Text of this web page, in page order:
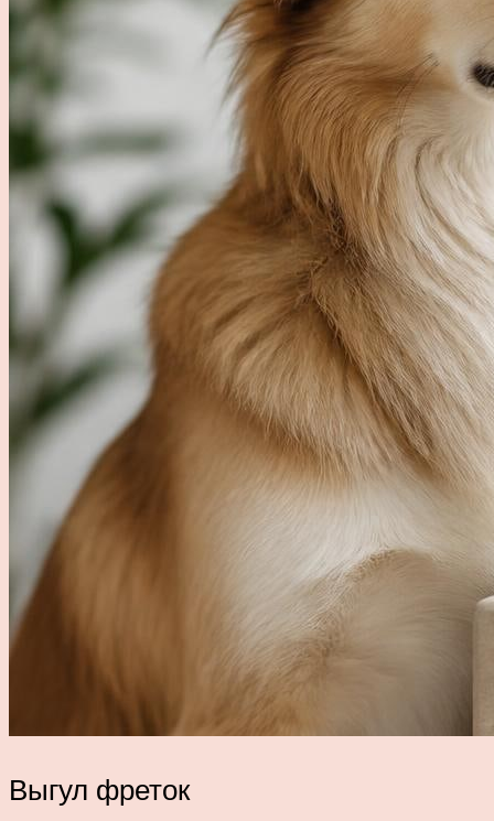
Выгул фреток